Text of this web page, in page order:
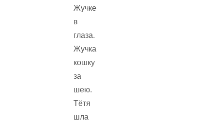
Жучке
в
глаза.
Жучка
кошку
за
шею.
Тётя
шла